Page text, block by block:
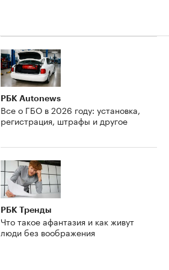
РБК Autonews
Все о ГБО в 2026 году: установка,
регистрация, штрафы и другое
РБК Тренды
Что такое афантазия и как живут
люди без воображения